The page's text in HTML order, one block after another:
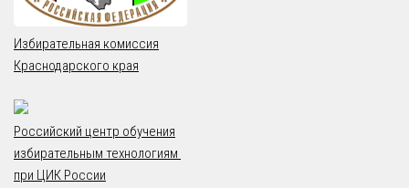
Избирательная комиссия
Краснодарского края
Российский центр обучения
избирательным технологиям
при ЦИК России